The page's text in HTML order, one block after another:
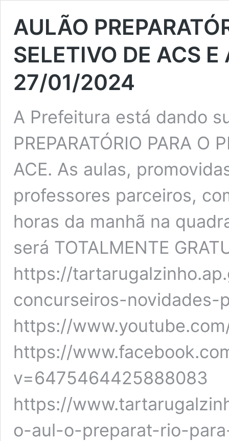
AULÃO
SELETIVO DE ACS
27/01/2024
A Prefeitura está dando
PREPARATÓRIO PARA O
ACE. As aulas,
professores parceiros,
horas da manhã na
será TOTALMENTE
https://
concurseiros-novidades-
https://
https://
v=6475464425888083
https://
o-aul-o-preparat-rio-